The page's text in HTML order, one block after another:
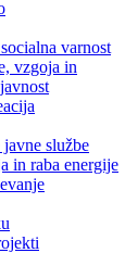
varnost
vzgoja in
službe
in raba energije